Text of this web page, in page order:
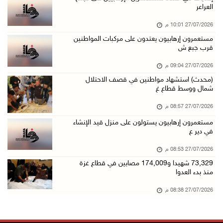
العراعر
27/07/2026 10:01 م
مستعمرون إرهابيون يعتدون على مركبات المواطنين
قرب جبع ش
27/07/2026 09:04 م
(محدث) استشهاد مواطنين في قصف الاحتلال
شمال ووسط قطاع غ
27/07/2026 08:57 م
مستعمرون إرهابيون يستولون على منزل قيد الإنشاء
في دير ع
27/07/2026 08:53 م
73,329 شهيدا و174,009 مصابين في قطاع غزة
منذ بدء العدوا
27/07/2026 08:38 م